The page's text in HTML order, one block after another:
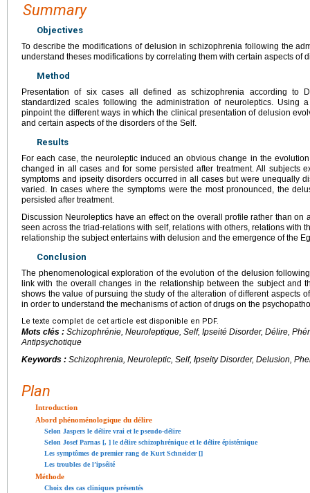
Summary
Objectives
To describe the modifications of delusion in schizophrenia following the
understand theses modifications by correlating them with certain aspects of
Method
Presentation of six cases all defined as schizophrenia according to
standardized scales following the administration of neuroleptics. Using
pinpoint the different ways in which the clinical presentation of delusion
and certain aspects of the disorders of the Self.
Results
For each case, the neuroleptic induced an obvious change in the
changed in all cases and for some persisted after treatment. All subjects
symptoms and ipseity disorders occurred in all cases but were unequally
varied. In cases where the symptoms were the most pronounced, the
persisted after treatment.
Discussion Neuroleptics have an effect on the overall profile rather than on
seen across the triad-relations with self, relations with others, relations with
relationship the subject entertains with delusion and the emergence of the
Conclusion
The phenomenological exploration of the evolution of the delusion
link with the overall changes in the relationship between the subject and
shows the value of pursuing the study of the alteration of different aspects
in order to understand the mechanisms of action of drugs on the
Le texte complet de cet article est disponible en PDF.
Mots clés : Schizophrénie, Neuroleptique, Self, Ipseité Disorder, Délire,
Antipsychotique
Keywords : Schizophrenia, Neuroleptic, Self, Ipseity Disorder, Delusion,
Plan
Introduction
Abord phénoménologique du délire
Selon Jaspers le délire vrai et le pseudo-délire
Selon Josef Parnas [, ] le délire schizophrénique et le délire épistémique
Les symptômes de premier rang de Kurt Schneider []
Les troubles de l’ipséité
Méthode
Choix des cas cliniques présentés